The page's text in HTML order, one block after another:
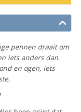
pennen draait om
iets anders dan
en ogen, iets